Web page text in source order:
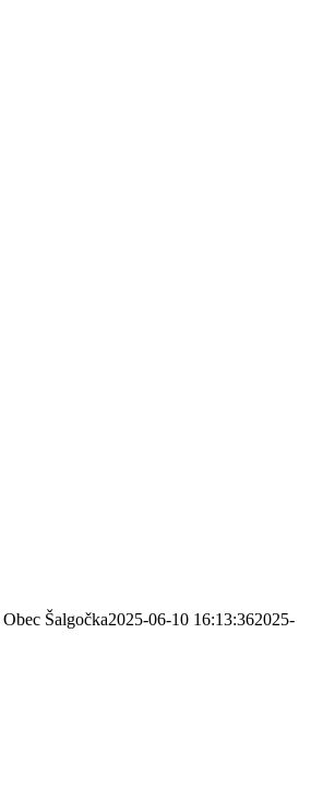
Obec Šalgočka2025-06-10 16:13:362025-